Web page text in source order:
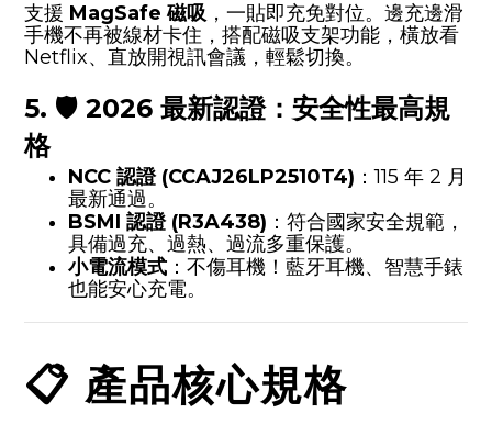
支援 MagSafe 磁吸 ，一貼即充免對位。邊充邊滑
手機不再被線材卡住，搭配磁吸支架功能，橫放看
Netflix、直放開視訊會議，輕鬆切換。
5. 🛡️ 2026 最新認證：安全性最高規
格
NCC 認證 (CCAJ26LP2510T4) ：115 年 2 月
最新通過。
BSMI 認證 (R3A438) ：符合國家安全規範，
具備過充、過熱、過流多重保護。
小電流模式 ：不傷耳機！藍牙耳機、智慧手錶
也能安心充電。
📋 產品核心規格